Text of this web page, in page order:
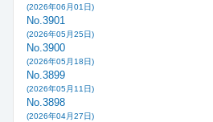
(2026年06月01日)
No.3901
(2026年05月25日)
No.3900
(2026年05月18日)
No.3899
(2026年05月11日)
No.3898
(2026年04月27日)